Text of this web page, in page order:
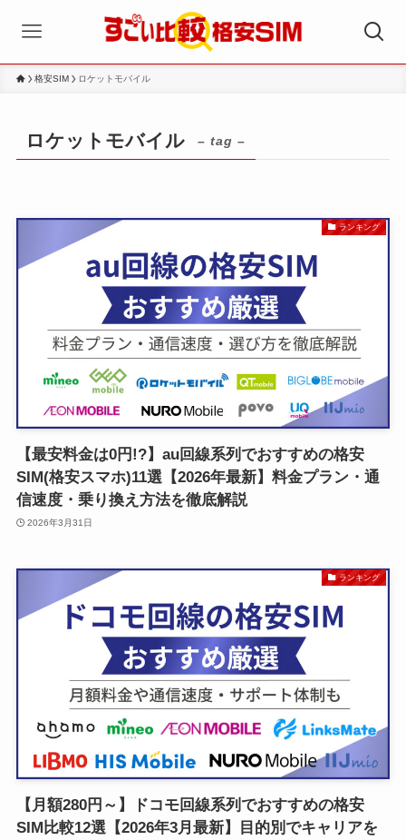
格安SIM ロケットモバイル
ロケットモバイル – tag –
ランキング
【最安料金は0円!?】au回線系列でおすすめの格安
SIM(格安スマホ)11選【2026年最新】料金プラン・通
信速度・乗り換え方法を徹底解説
2026年3月31日
ランキング
【月額280円～】ドコモ回線系列でおすすめの格安
SIM比較12選【2026年3月最新】目的別でキャリアを